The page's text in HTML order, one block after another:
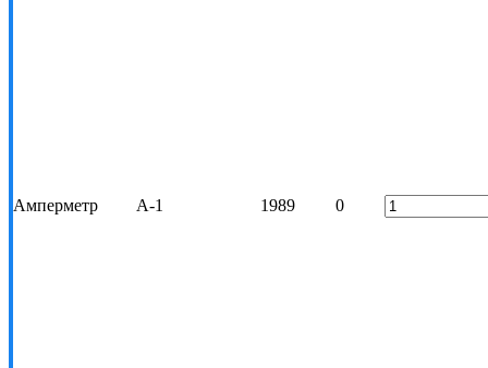
Амперметр А-1 1989 0